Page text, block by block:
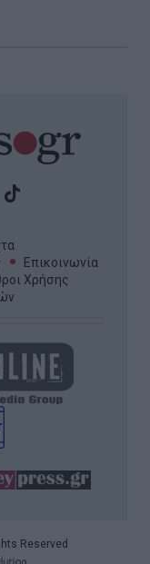
Επικοινωνία
Χρήσης
Reserved